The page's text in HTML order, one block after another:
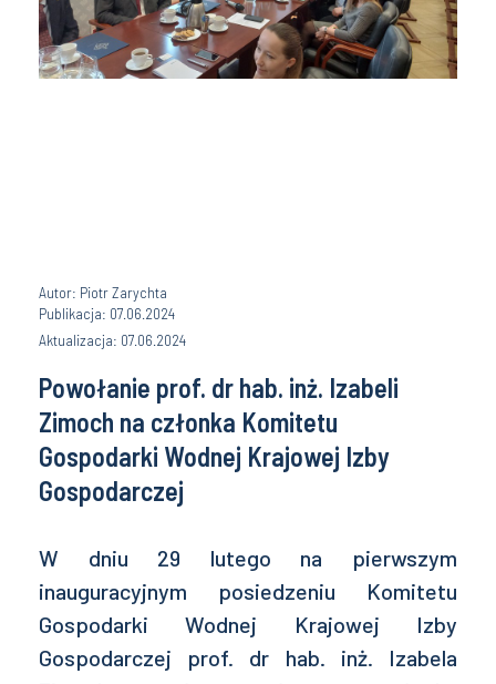
Autor: Piotr Zarychta
Publikacja: 07.06.2024
Aktualizacja: 07.06.2024
Powołanie prof. dr hab. inż. Izabeli
Zimoch na członka Komitetu
Gospodarki Wodnej Krajowej Izby
Gospodarczej
W dniu 29 lutego na pierwszym
inauguracyjnym posiedzeniu Komitetu
Gospodarki Wodnej Krajowej Izby
Gospodarczej prof. dr hab. inż. Izabela